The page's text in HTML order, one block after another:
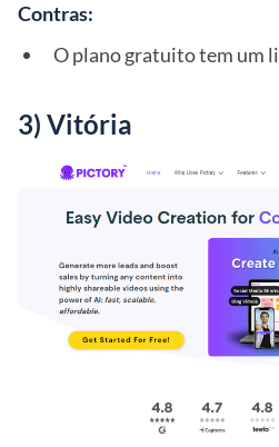
Contras:
O plano gratuito tem um
3) Vitória